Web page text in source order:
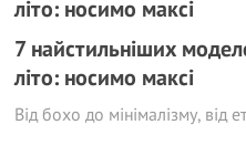
7 найстильніших
літо: носимо максі
Від бохо до мінімалізму, від